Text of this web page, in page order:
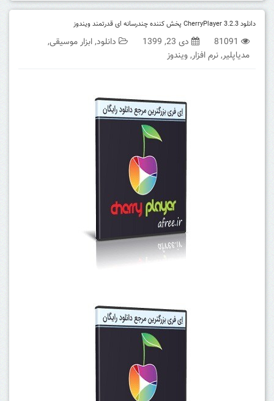
دانلود CherryPlayer 3.2.3 پخش کننده چندرسانه ای قدرتمند ویندوز
81091 دی 23, 1399 دانلود,ابزار موسیقی,
مدیاپلیر,نرم افزار,ویندوز